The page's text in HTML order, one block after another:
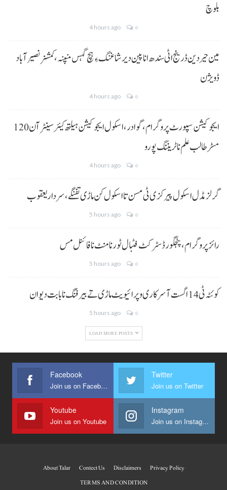
بلوچ
4 hours ago 0
مین حیردین ڈرینج اٹی سندھ انا پین دیر شاغنگ ءِ ہچ گہس منپنہ،کمشنر نصیرآباد
ڈویژن
4 hours ago 0
ایجوکیشن سپورٹ پروگرام،گوادر، اسکول ایجوکیشن ہیلتھ کیئر سینٹر آن 120
مسڑ طالب علم نا ٹریننگ پورو
4 hours ago 0
گرلز مڈل اسکول پیرکزی ٹی مسن تا اسکول کن ماڑی تفنگے، سردار یعقوب
5 hours ago 0
رائز پروگرام، پنجگور ڈسٹرکٹ فٹبال ٹورنامنٹ نا فائنل مس
5 hours ago 0
کوئٹہ ٹی 14 اگست آ سرکاری و پرائیویٹ ماڑی تے بیرفنگ نا بابت دیوان
5 hours ago 0
LOAD MORE POSTS
Facebook
Join us on Facebook
Twitter
Join us on Twitter
Youtube
Join us on Youtube
Instagram
Join us on Instagram
About Talar Contect Us Disclaimers
Privacy Policy
TERMS AND CONDITION